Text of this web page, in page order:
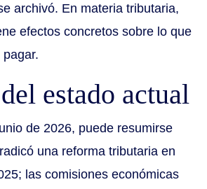
archivó. En materia tributaria,
efectos concretos sobre lo que
estado actual
de 2026, puede resumirse
una reforma tributaria en
las comisiones económicas